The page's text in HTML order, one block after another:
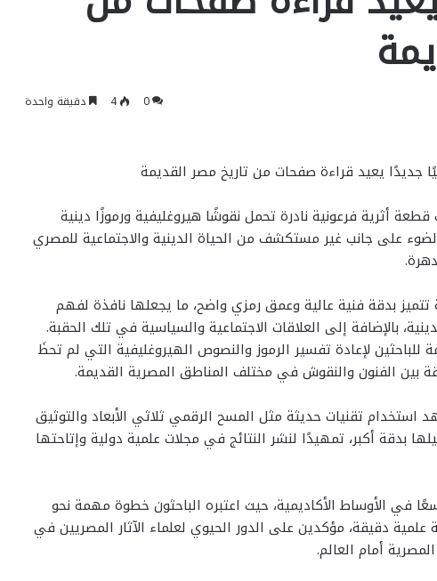
0
4 دقيقة واحدة
جديدًا يعيد قراءة صفحات من تاريخ مصر القديمة
أثرية فرعونية نادرة تحمل نقوشًا هيروغليفية ورموزًا دينية
على جانب غير مستكشف من الحياة الدينية والاجتماعية للمصري
بدقة فنية عالية وعمق رمزي واضح، ما يجعلها نافذة لفهم
بالإضافة إلى العلاقات الاجتماعية والسياسية في تلك الحقبة.
لإعادة تفسير الرموز والنصوص الهيروغليفية التي لم تحظَ
بين الفنون والنقوش في مختلف المناطق المصرية القديمة.
استخدام تقنيات حديثة مثل المسح الرقمي ثلاثي الأبعاد والتوثيق
بدقة أكبر، تمهيدًا لنشر النتائج في مجلات علمية دولية وإتاحتها
في الأوساط الأكاديمية، حيث اعتبره الباحثون خطوة مهمة نحو
علمية دقيقة، مؤكدين على الدور الحيوي لعلماء الآثار المصريين في
أمام العالم.